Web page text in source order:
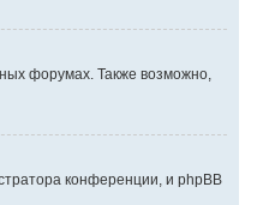
форумах. Также возможно,
конференции, и phpBB